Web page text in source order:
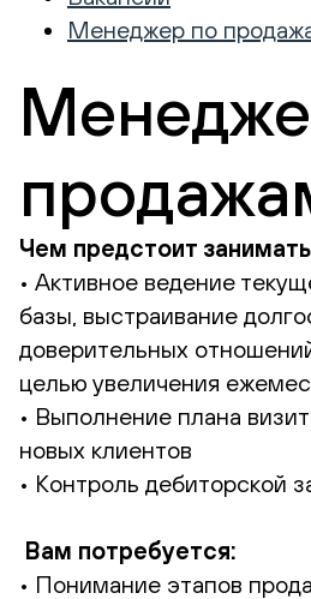
Менеджер по
Чем предстоит
• Активное ведение
базы, выстраивание
доверительных
целью увеличения
• Выполнение плана
новых клиентов
• Контроль дебиторской
Вам потребуется:
• Понимание этапов